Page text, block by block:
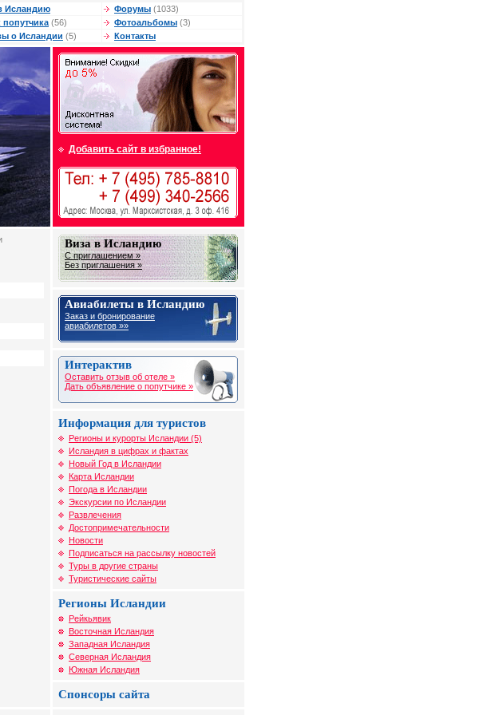
Исландию Форумы (1033)
попутчика (56) Фотоальбомы (3)
о Исландии (5) Контакты
Добавить сайт в избранное!
Виза в Исландию
С приглашением »
Без приглашения »
Авиабилеты в Исландию
Заказ и бронирование
авиабилетов »»
Интерактив
Оставить отзыв об отеле »
Дать объявление о попутчике »
Информация для туристов
Регионы и курорты Исландии (5)
Исландия в цифрах и фактах
Новый Год в Исландии
Карта Исландии
Погода в Исландии
Экскурсии по Исландии
Развлечения
Достопримечательности
Новости
Подписаться на рассылку новостей
Туры в другие страны
Туристические сайты
Регионы Исландии
Рейкьявик
Восточная Исландия
Западная Исландия
Северная Исландия
Южная Исландия
Спонсоры сайта